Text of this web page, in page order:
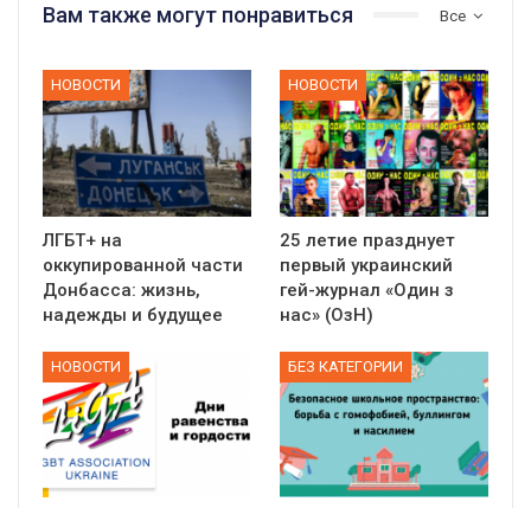
Все
Вам также могут понравиться
НОВОСТИ
ЛГБТ+ на
оккупированной части
Донбасса: жизнь,
надежды и будущее
НОВОСТИ
25 летие празднует
первый украинский
гей-журнал «Один з
нас» (ОзН)
НОВОСТИ БЕЗ КАТЕГОРИИ